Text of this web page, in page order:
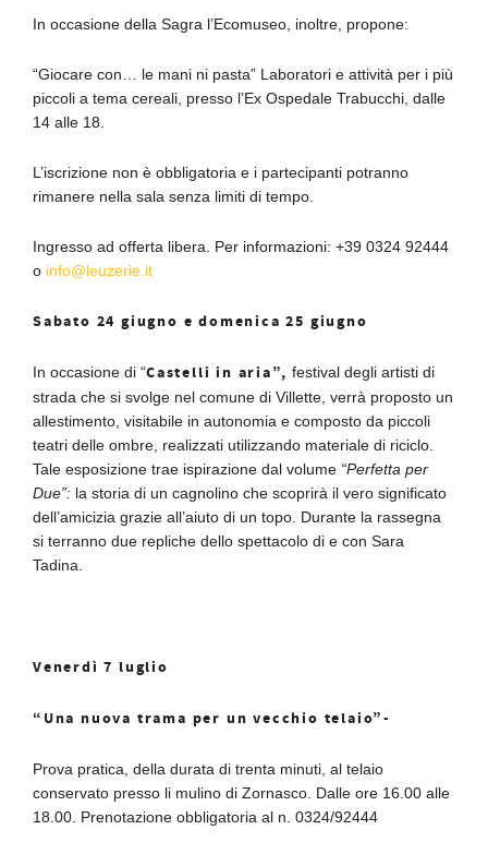
In occasione della Sagra l’Ecomuseo, inoltre, propone:
“Giocare con… le mani ni pasta” Laboratori e attività per i più
piccoli a tema cereali, presso l’Ex Ospedale Trabucchi, dalle
14 alle 18.
L’iscrizione non è obbligatoria e i partecipanti potranno
rimanere nella sala senza limiti di tempo.
Ingresso ad offerta libera. Per informazioni: +39 0324 92444
o info@leuzerie.it
Sabato 24 giugno e domenica 25 giugno
In occasione di “Castelli in aria”,festival degli artisti di
strada che si svolge nel comune di Villette, verrà proposto un
allestimento, visitabile in autonomia e composto da piccoli
teatri delle ombre, realizzati utilizzando materiale di riciclo.
Tale esposizione trae ispirazione dal volume “Perfetta per
Due”: la storia di un cagnolino che scoprirà il vero significato
dell’amicizia grazie all’aiuto di un topo. Durante la rassegna
si terranno due repliche dello spettacolo di e con Sara
Tadina.
Venerdì 7 luglio
“Una nuova trama per un vecchio telaio”-
Prova pratica, della durata di trenta minuti, al telaio
conservato presso li mulino di Zornasco. Dalle ore 16.00 alle
18.00. Prenotazione obbligatoria al n. 0324/92444